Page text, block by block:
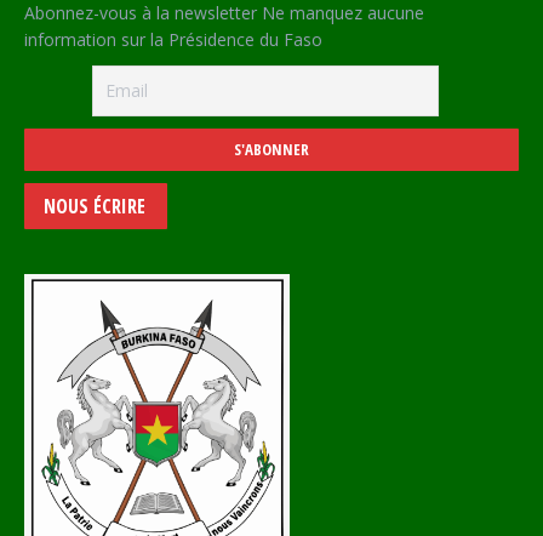
Abonnez-vous à la newsletter Ne manquez aucune
information sur la Présidence du Faso
NOUS ÉCRIRE